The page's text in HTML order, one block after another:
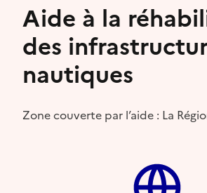
Aide à la
des
nautiques
Zone couverte par l’aide : La